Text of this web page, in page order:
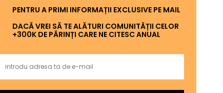
PENTRU A PRIMI INFORMAȚII EXCLUSIVE PE MAIL
DACĂ VREI SĂ TE ALĂTURI COMUNITĂȚII CELOR
+300K DE PĂRINȚI CARE NE CITESC ANUAL